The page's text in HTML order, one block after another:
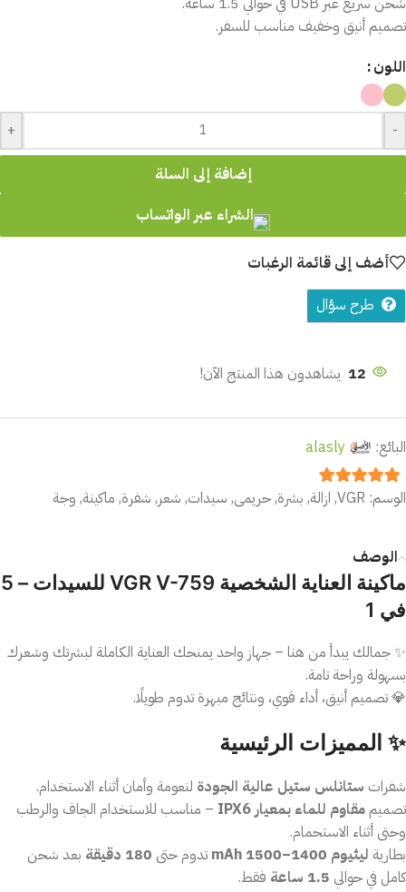
تصميم أنيق وخفيف مناسب للسفر.
اللون
-
+
إضافة إلى السلة
الشراء عبر الواتساب
أضف إلى قائمة الرغبات
طرح سؤال
12 يشاهدون هذا المنتج الآن!
البائع: alasly
5
out of 5
الوسم: VGR
, ازالة, بشرة,حريمى, سيدات, شعر, شفرة, ماكينة, وجة
الوصف
ماكينة العناية الشخصية VGR V-759 للسيدات – 5
في 1
✨ جمالك يبدأ من هنا – جهاز واحد يمنحك العناية الكاملة لبشرتك وشعرك
بسهولة وراحة تامة.
💎 تصميم أنيق، أداء قوي، ونتائج مبهرة تدوم طويلًا.
✨ المميزات الرئيسية
شفرات ستانلس ستيل عالية الجودة لنعومة وأمان أثناء الاستخدام.
تصميم مقاوم للماء بمعيار IPX6
– مناسب للاستخدام الجاف والرطب
وحتى أثناء الاستحمام.
بطارية ليثيوم 1400–1500 mAh تدوم حتى 180 دقيقة
بعد شحن
كامل في حوالي 1.5 ساعة
فقط.